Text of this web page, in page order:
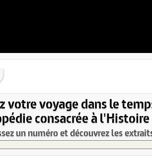
votre voyage dans le
consacrée à l'Histoire
un numéro et découvrez les